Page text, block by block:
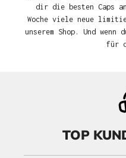
dir die besten Caps
Woche viele neue
unserem Shop. Und
für
TOP